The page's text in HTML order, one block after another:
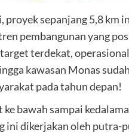
proyek sepanjang 5,8 km
pembangunan yang
terdekat,
kawasan Monas
pada tahun depan!
ke bawah sampai
ini dikerjakan oleh putra-